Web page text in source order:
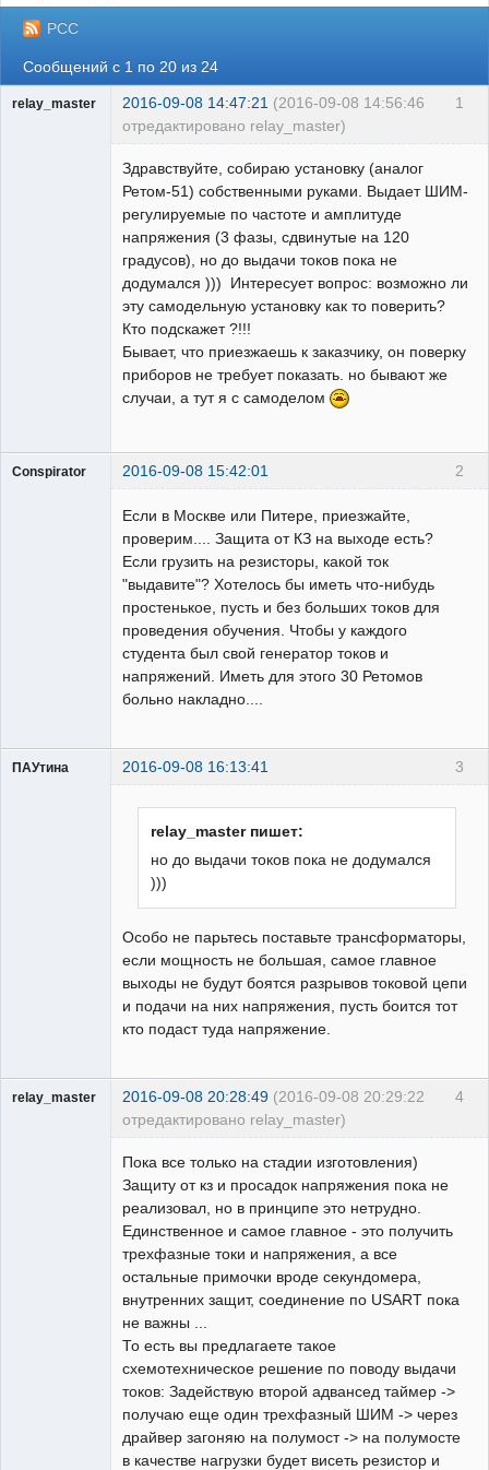
РСС
Сообщений с 1 по 20 из 24
1
relay_master 2016-09-08 14:47:21 (2016-09-08 14:56:46
отредактировано relay_master)
Здравствуйте, собираю установку (аналог
Ретом-51) собственными руками. Выдает ШИМ-
регулируемые по частоте и амплитуде
напряжения (3 фазы, сдвинутые на 120
градусов), но до выдачи токов пока не
додумался ))) Интересует вопрос: возможно ли
эту самодельную установку как то поверить?
Кто подскажет ?!!!
Бывает, что приезжаешь к заказчику, он поверку
приборов не требует показать. но бывают же
случаи, а тут я с самоделом
2
Conspirator 2016-09-08 15:42:01
Если в Москве или Питере, приезжайте,
проверим.... Защита от КЗ на выходе есть?
Если грузить на резисторы, какой ток
"выдавите"? Хотелось бы иметь что-нибудь
простенькое, пусть и без больших токов для
проведения обучения. Чтобы у каждого
студента был свой генератор токов и
напряжений. Иметь для этого 30 Ретомов
больно накладно....
3
ПАУтина 2016-09-08 16:13:41
relay_master пишет:
но до выдачи токов пока не додумался
)))
Особо не парьтесь поставьте трансформаторы,
если мощность не большая, самое главное
выходы не будут боятся разрывов токовой цепи
и подачи на них напряжения, пусть боится тот
кто подаст туда напряжение.
4
relay_master 2016-09-08 20:28:49 (2016-09-08 20:29:22
отредактировано relay_master)
Пока все только на стадии изготовления)
Защиту от кз и просадок напряжения пока не
реализовал, но в принципе это нетрудно.
Единственное и самое главное - это получить
трехфазные токи и напряжения, а все
остальные примочки вроде секундомера,
внутренних защит, соединение по USART пока
не важны ...
То есть вы предлагаете такое
схемотехническое решение по поводу выдачи
токов: Задействую второй адвансед таймер ->
получаю еще один трехфазный ШИМ -> через
драйвер загоняю на полумост -> на полумосте
в качестве нагрузки будет висеть резистор и